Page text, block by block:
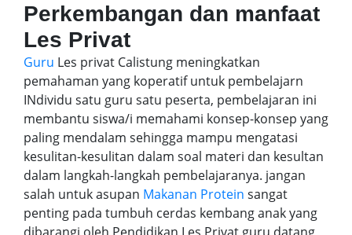
Perkembangan dan manfaat
Les Privat
Guru Les privat Calistung meningkatkan
pemahaman yang koperatif untuk pembelajarn
INdividu satu guru satu peserta, pembelajaran ini
membantu siswa/i memahami konsep-konsep yang
paling mendalam sehingga mampu mengatasi
kesulitan-kesulitan dalam soal materi dan kesultan
dalam langkah-langkah pembelajaranya. jangan
salah untuk asupan Makanan Protein sangat
penting pada tumbuh cerdas kembang anak yang